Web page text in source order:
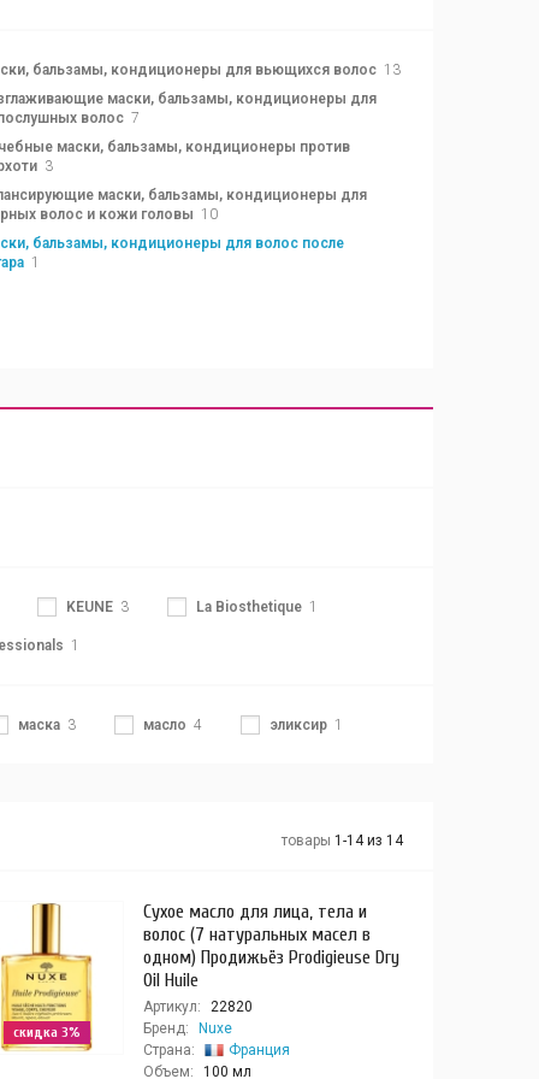
бальзамы, кондиционеры для вьющихся волос 13
маски, бальзамы, кондиционеры для
волос 7
маски, бальзамы, кондиционеры против
3
маски, бальзамы, кондиционеры для
волос и кожи головы 10
бальзамы, кондиционеры для волос после
1
KEUNE 3 La Biosthetique 1
1
маска 3 масло 4 эликсир 1
товары 1-14 из 14
скидка 3%
Сухое масло для лица, тела и
волос (7 натуральных масел в
одном) Продижьёз Prodigieuse Dry
Oil Huile
Артикул:
22820
Бренд:
Nuxe
Страна:
Франция
Объем:
100 мл